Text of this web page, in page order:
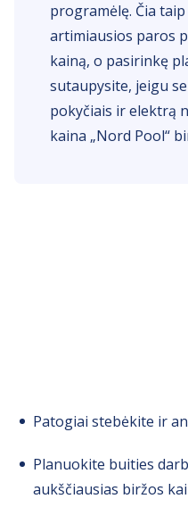
programėlę. Čia
artimiausios paros
kainą, o pasirinkę
sutaupysite, jeigu
pokyčiais ir elektrą
kaina „Nord Pool“
Patogiai stebėkite ir
Planuokite buities
aukščiausias biržos